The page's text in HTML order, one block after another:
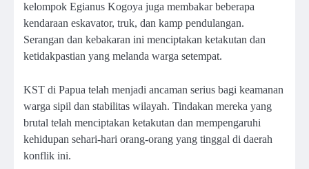
kelompok Egianus Kogoya juga membakar beberapa
kendaraan eskavator, truk, dan kamp pendulangan.
Serangan dan kebakaran ini menciptakan ketakutan dan
ketidakpastian yang melanda warga setempat.
KST di Papua telah menjadi ancaman serius bagi keamanan
warga sipil dan stabilitas wilayah. Tindakan mereka yang
brutal telah menciptakan ketakutan dan mempengaruhi
kehidupan sehari-hari orang-orang yang tinggal di daerah
konflik ini.